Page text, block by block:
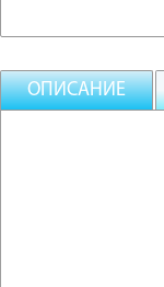
ОПИСАНИЕ